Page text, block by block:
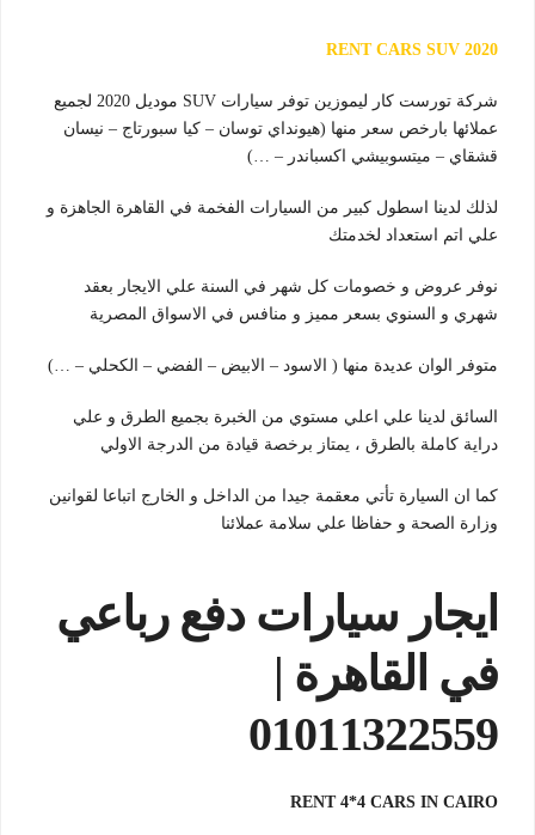
RENT CARS SUV 2020
شركة تورست كار ليموزين توفر سيارات SUV موديل 2020 لجميع
عملائها بارخص سعر منها (هيونداي توسان – كيا سبورتاج – نيسان
قشقاي – ميتسوبيشي اكسباندر – …)
لذلك لدينا اسطول كبير من السيارات الفخمة في القاهرة الجاهزة و
علي اتم استعداد لخدمتك
نوفر عروض و خصومات كل شهر في السنة علي الايجار بعقد
شهري و السنوي بسعر مميز و منافس في الاسواق المصرية
متوفر الوان عديدة منها ( الاسود – الابيض – الفضي – الكحلي – …)
السائق لدينا علي اعلي مستوي من الخبرة بجميع الطرق و علي
دراية كاملة بالطرق ، يمتاز برخصة قيادة من الدرجة الاولي
كما ان السيارة تأتي معقمة جيدا من الداخل و الخارج اتباعا لقوانين
وزارة الصحة و حفاظا علي سلامة عملائنا
ايجار سيارات دفع رباعي
في القاهرة |
01011322559
RENT 4*4 CARS IN CAIRO